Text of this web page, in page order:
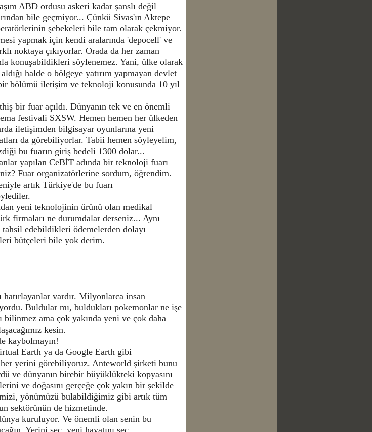
ABD ordusu askeri kadar şanslı değil
bile geçmiyor... Çünkü Sivas'ın Aktepe
şebekeleri bile tam olarak çekmiyor.
yapmak için kendi aralarında 'depocell' ve
noktaya çıkıyorlar. Orada da her zaman
konuşabildikleri söylenemez. Yani, ülke olarak
halde o bölgeye yatırım yapmayan devlet
bölümü iletişim ve teknoloji konusunda 10 yıl
bir fuar açıldı. Dünyanın tek ve en önemli
festivali SXSW. Hemen hemen her ülkeden
iletişimden bilgisayar oyunlarına yeni
da görebiliyorlar. Tabii hemen söyleyelim,
bu fuarın giriş bedeli 1300 dolar...
yapılan CeBİT adında bir teknoloji fuarı
Fuar organizatörlerine sordum, öğrendim.
artık Türkiye'de bu fuarı
yeni teknolojinin ürünü olan medikal
firmaları ne durumdalar derseniz... Aynı
edebildikleri ödemelerden dolayı
bütçeleri bile yok derim.
hatırlayanlar vardır. Milyonlarca insan
Buldular mı, buldukları pokemonlar ne işe
bilinmez ama çok yakında yeni ve çok daha
kesin.
kaybolmayın!
Earth ya da Google Earth gibi
yerini görebiliyoruz. Anteworld şirketi bunu
ve dünyanın birebir büyüklükteki kopyasını
ve doğasını gerçeğe çok yakın bir şekilde
yönümüzü bulabildiğimiz gibi artık tüm
sektörünün de hizmetinde.
kuruluyor. Ve önemli olan senin bu
Yerini seç, yeni hayatını seç.